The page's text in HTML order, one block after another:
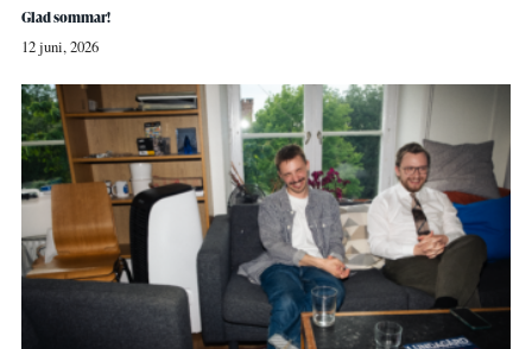
Glad sommar!
12 juni, 2026